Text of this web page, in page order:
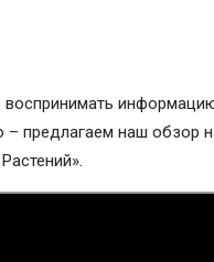
воспринимать
– предлагаем наш обзор